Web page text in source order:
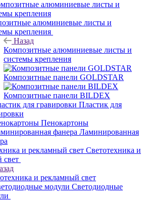
алюминиевые листы и
крепления
Назад
Композитные алюминиевые листы и
системы крепления
Композитные панели GOLDSTAR
Композитные панели BILDEX
Пластик для
Пенокартоны
Ламинированная
Светотехника и
свет
и рекламный свет
Светодиодные